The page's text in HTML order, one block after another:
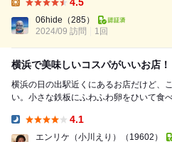
ループのお客さんは予約なしだと入店で
毛酒場 もじゅうろう）に案内されてい...
4.5
06hide （285）
2024/09 訪問
1回
横浜で美味しいコスパがいいお店！
横浜の日の出駅近くにあるお店だけど、
い。小さな鉄板にふわふわ卵をひいて食
4.1
エンリケ（小川えり）
（19602）